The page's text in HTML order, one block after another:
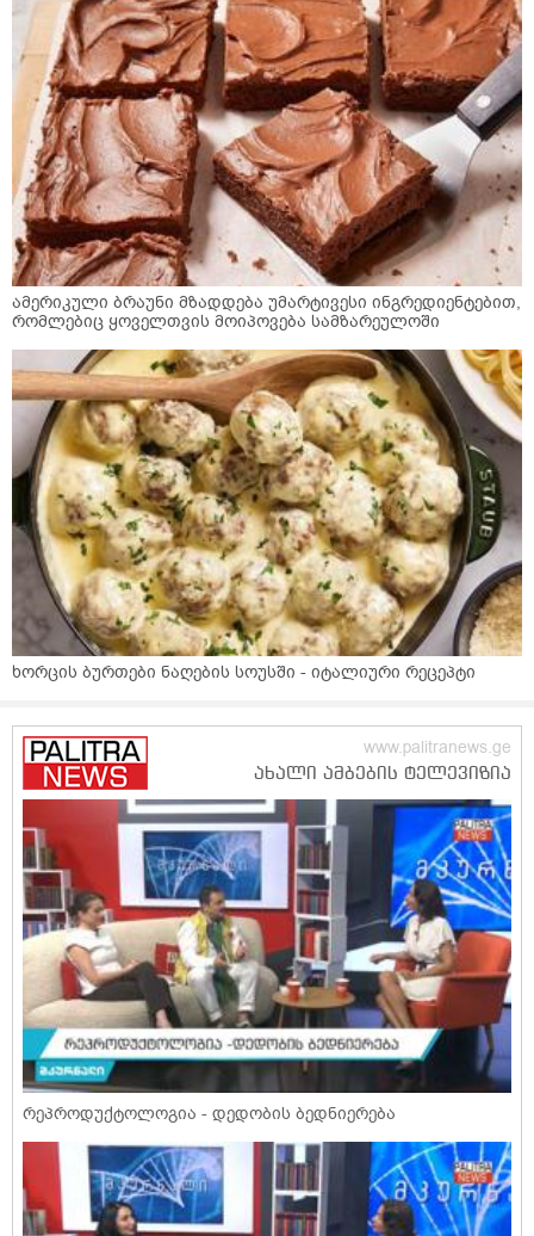
ამერიკული ბრაუნი მზადდება უმარტივესი ინგრედიენტებით,
რომლებიც ყოველთვის მოიპოვება სამზარეულოში
ხორცის ბურთები ნაღების სოუსში - იტალიური რეცეპტი
რეპროდუქტოლოგია - დედობის ბედნიერება